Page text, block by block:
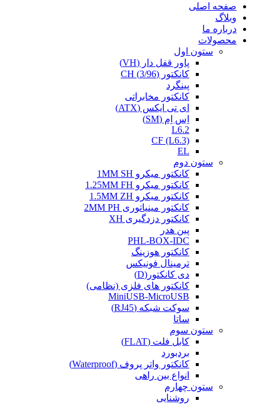
صفحه اصلی
وبلاگ
درباره ما
محصولات
ستون اول
پاور قفل دار (VH)
کانکتور (3/96) CH
پینگرد
کانکتور مخابراتی
ای تی ایکس (ATX)
اِس اِم (SM)
L6.2
CF (L6.3)
EL
ستون دوم
کانکتور میکرو 1MM SH
کانکتور میکرو 1.25MM FH
کانکتور میکرو 1.5MM ZH
کانکتور مینیاتوری 2MM PH
کانکتور دزدگیری XH
پین هدر
PHL-BOX-IDC
کانکتور هوزینگ
ترمینال فونیکس
دی کانکتور(D)
کانکتور های فلزی (نظامی)
MiniUSB-MicroUSB
سوکت شبکه (RJ45)
ساتا
ستون سوم
کابل فلت (FLAT)
بردبورد
کانکتور واتر پروف (Waterproof)
انواع بین راهی
ستون چهارم
روشنایی